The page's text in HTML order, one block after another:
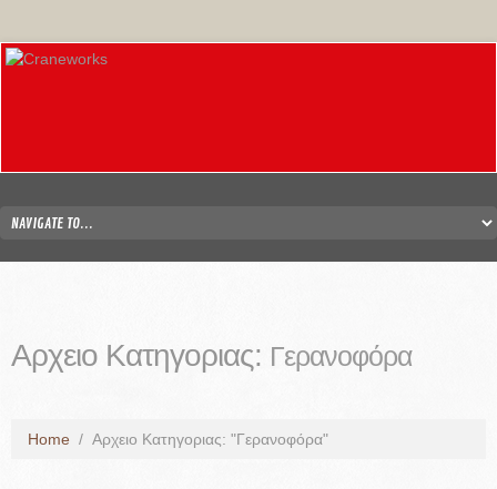
Αρχειο Κατηγοριας: Γερανοφόρα
Home / Αρχειο Κατηγοριας: "Γερανοφόρα"